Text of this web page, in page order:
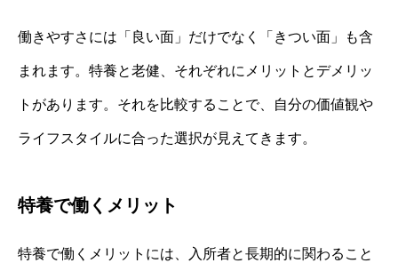
働きやすさには「良い面」だけでなく「きつい面」も含
まれます。特養と老健、それぞれにメリットとデメリッ
トがあります。それを比較することで、自分の価値観や
ライフスタイルに合った選択が見えてきます。
特養で働くメリット
特養で働くメリットには、入所者と長期的に関わること